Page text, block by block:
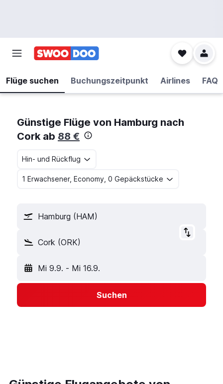
Flüge suchen Buchungszeitpunkt Airlines FAQ
Günstige Flüge von Hamburg nach
Cork ab 88 €
Hin- und Rückflug
1 Erwachsener, Economy, 0 Gepäckstücke
Hamburg (HAM)
Cork (ORK)
Mi 9.9. - Mi 16.9.
Suchen